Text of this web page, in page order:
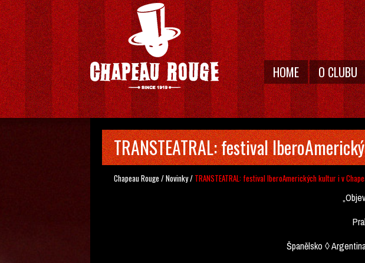
HOME O CLUBU
TRANSTEATRAL: festival
Chapeau Rouge /Novinky/ TRANSTEATRAL: festival IberoAmerických kultur i v
Španělsko ◊